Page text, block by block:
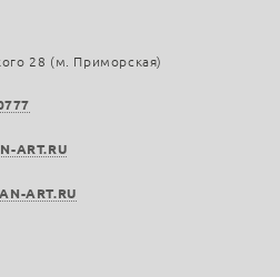
28 (м. Приморская)
ART.RU
ART.RU